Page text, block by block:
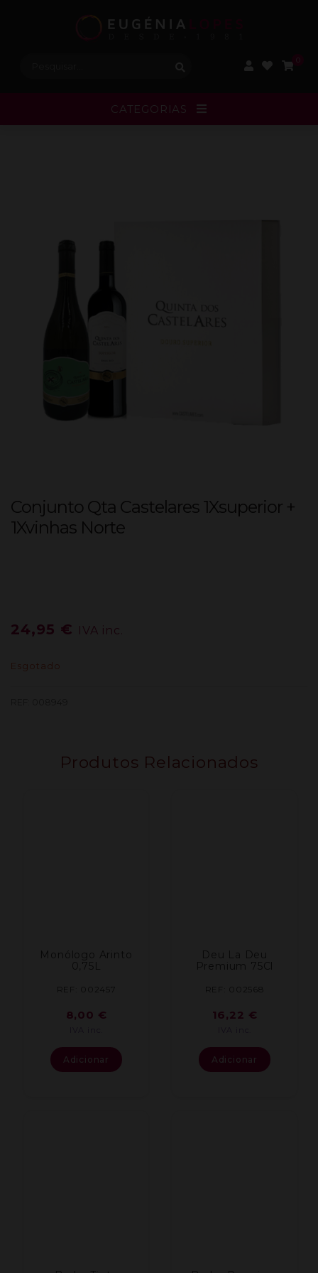
CATEGORIAS
Conjunto Qta Castelares 1Xsuperior +
1Xvinhas Norte
24,95 € IVA inc.
Esgotado
Produtos Relacionados
Monólogo Arinto
0,75L
REF: 002457
8,00 €
Adicionar
Deu La Deu
Premium 75Cl
REF: 002568
16,22 €
Adicionar